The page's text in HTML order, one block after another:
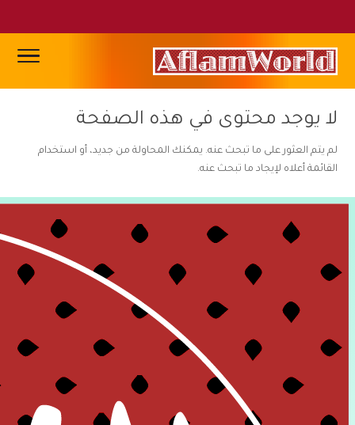
لا يوجد محتوى في هذه الصفحة
لم يتم العثور على ما تبحث عنه. يمكنك المحاولة من جديد، أو استخدام
القائمة أعلاه لإيجاد ما تبحث عنه.